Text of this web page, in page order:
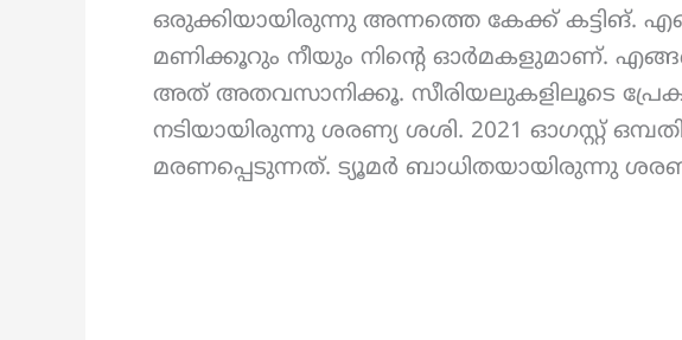
ഒരുക്കിയായിരുന്നു അന്നത്തെ കേക്ക് കട്ടിങ്.
മണിക്കൂറും നീയും നിന്റെ ഓർമകളുമാണ്.
അത് അതവസാനിക്കൂ. സീരിയലുകളിലൂടെ
നടിയായിരുന്നു ശരണ്യ ശശി. 2021 ഓഗസ്റ്റ്
മരണപ്പെടുന്നത്. ട്യൂമർ ബാധിതയായിരുന്നു